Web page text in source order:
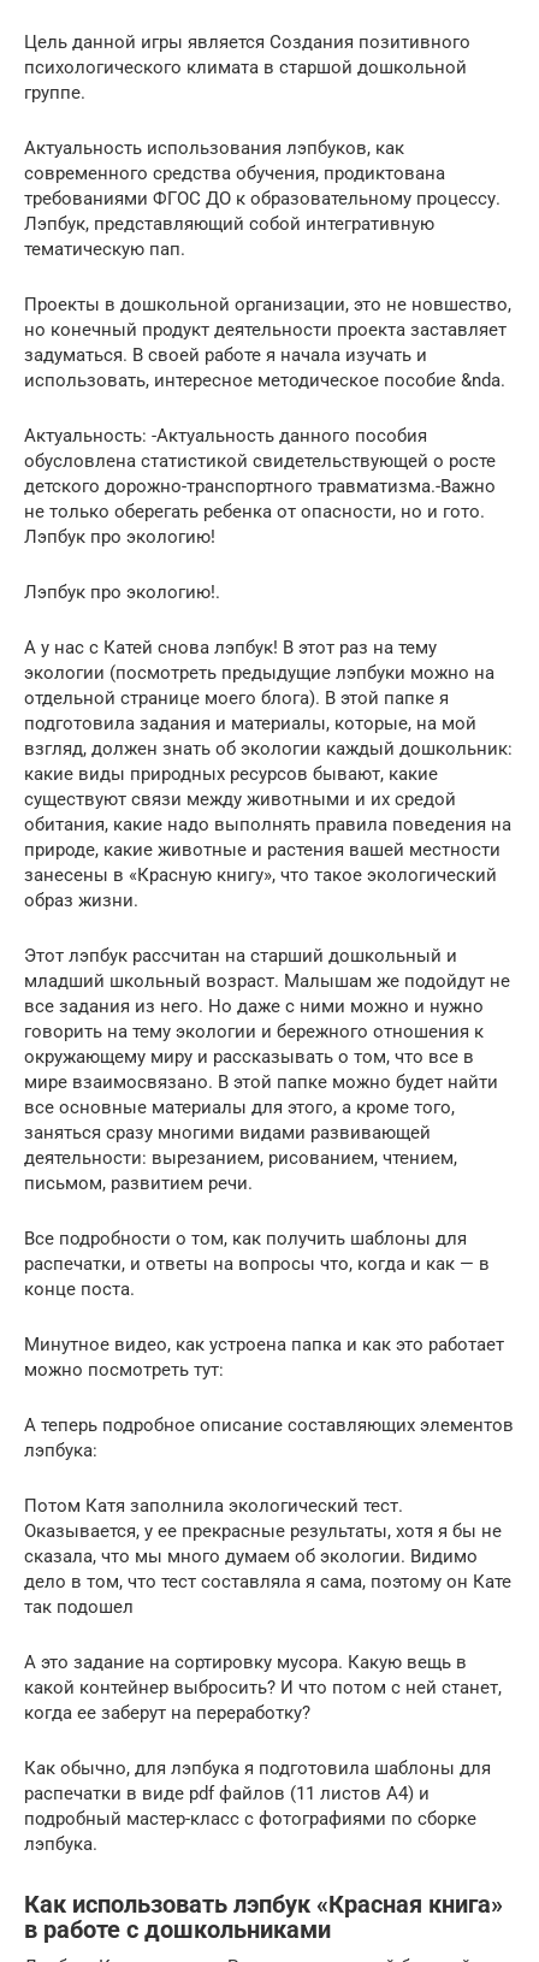
Цель данной игры является Создания позитивного
психологического климата в старшой дошкольной
группе.
Актуальность использования лэпбуков, как
современного средства обучения, продиктована
требованиями ФГОС ДО к образовательному процессу.
Лэпбук, представляющий собой интегративную
тематическую пап.
Проекты в дошкольной организации, это не новшество,
но конечный продукт деятельности проекта заставляет
задуматься. В своей работе я начала изучать и
использовать, интересное методическое пособие &nda.
Актуальность: -Актуальность данного пособия
обусловлена статистикой свидетельствующей о росте
детского дорожно-транспортного травматизма.-Важно
не только оберегать ребенка от опасности, но и гото.
Лэпбук про экологию!
Лэпбук про экологию!.
А у нас с Катей снова лэпбук! В этот раз на тему
экологии (посмотреть предыдущие лэпбуки можно на
отдельной странице моего блога). В этой папке я
подготовила задания и материалы, которые, на мой
взгляд, должен знать об экологии каждый дошкольник:
какие виды природных ресурсов бывают, какие
существуют связи между животными и их средой
обитания, какие надо выполнять правила поведения на
природе, какие животные и растения вашей местности
занесены в «Красную книгу», что такое экологический
образ жизни.
Этот лэпбук рассчитан на старший дошкольный и
младший школьный возраст. Малышам же подойдут не
все задания из него. Но даже с ними можно и нужно
говорить на тему экологии и бережного отношения к
окружающему миру и рассказывать о том, что все в
мире взаимосвязано. В этой папке можно будет найти
все основные материалы для этого, а кроме того,
заняться сразу многими видами развивающей
деятельности: вырезанием, рисованием, чтением,
письмом, развитием речи.
Все подробности о том, как получить шаблоны для
распечатки, и ответы на вопросы что, когда и как — в
конце поста.
Минутное видео, как устроена папка и как это работает
можно посмотреть тут:
А теперь подробное описание составляющих элементов
лэпбука:
Потом Катя заполнила экологический тест.
Оказывается, у ее прекрасные результаты, хотя я бы не
сказала, что мы много думаем об экологии. Видимо
дело в том, что тест составляла я сама, поэтому он Кате
так подошел
А это задание на сортировку мусора. Какую вещь в
какой контейнер выбросить? И что потом с ней станет,
когда ее заберут на переработку?
Как обычно, для лэпбука я подготовила шаблоны для
распечатки в виде pdf файлов (11 листов А4) и
подробный мастер-класс с фотографиями по сборке
лэпбука.
Как использовать лэпбук «Красная книга»
в работе с дошкольниками